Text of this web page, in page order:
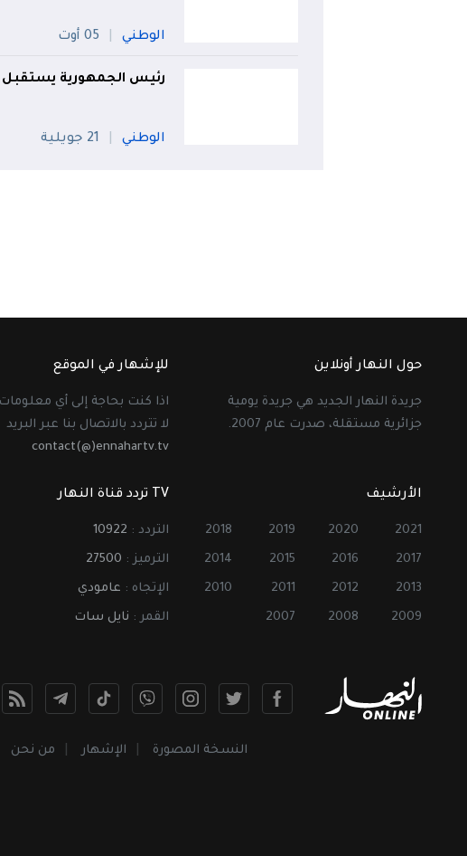
الوطني 05 أوت
رئيس الجمهورية يستقبل
الوطني 21 جويلية
حول النهار أونلاين
جريدة النهار الجديد هي جريدة يومية
جزائرية مستقلة، صدرت عام 2007.
للإشهار في الموقع
اذا كنت بحاجة إلى أي
لا تتردد بالاتصال بنا عبر البريد
contact(@)ennahartv.tv
الأرشيف
2021
2020
2019
2018
2017
2016
2015
2014
2013
2012
2011
2010
2009
2008
2007
TV تردد قناة النهار
التردد : 10922
الترميز : 27500
الإتجاه : عامودي
القمر : نايل سات
النسخة المصورة الإشهار من نحن